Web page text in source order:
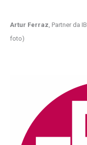
Artur Ferraz , Partner da
foto)